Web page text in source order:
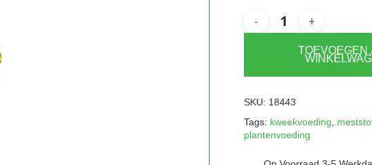
TOEVOEGEN
SKU: 18443
Tags: kweekvoeding
plantenvoeding